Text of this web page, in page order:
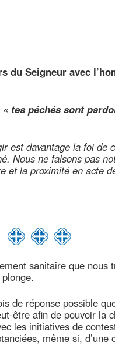
du Seigneur avec
tes péchés sont
est davantage la foi de
Nous ne faisons pas
et la proximité en acte
sanitaire que nous
de réponse possible
être afin de pouvoir la
les initiatives de
même si,